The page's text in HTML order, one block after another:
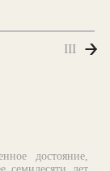
III
достояние,